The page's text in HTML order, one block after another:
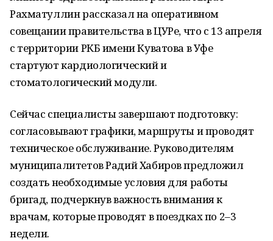
Рахматуллин рассказал на оперативном
совещании правительства в ЦУРе, что с 13 апреля
с территории РКБ имени Куватова в Уфе
стартуют кардиологический и
стоматологический модули.
Сейчас специалисты завершают подготовку:
согласовывают графики, маршруты и проводят
техническое обслуживание. Руководителям
муниципалитетов Радий Хабиров предложил
создать необходимые условия для работы
бригад, подчеркнув важность внимания к
врачам, которые проводят в поездках по 2–3
недели.